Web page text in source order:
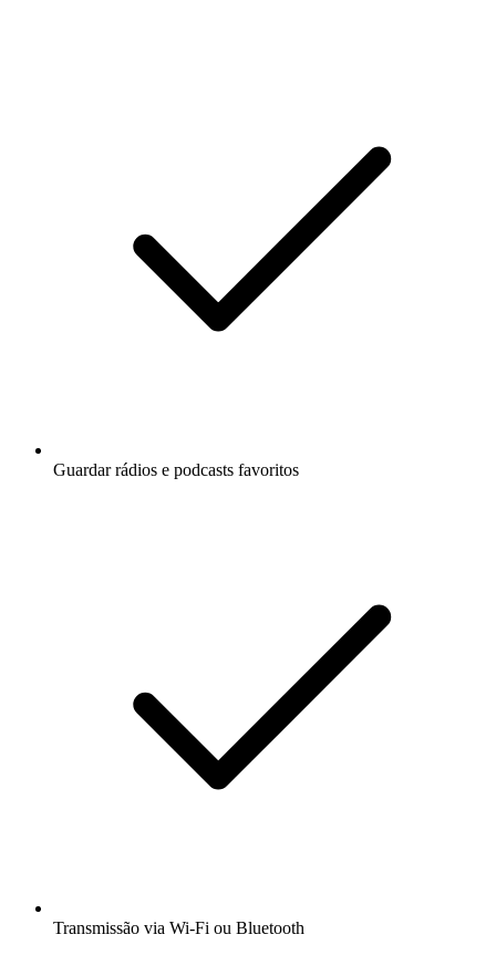
Guardar rádios e podcasts favoritos
Transmissão via Wi-Fi ou Bluetooth